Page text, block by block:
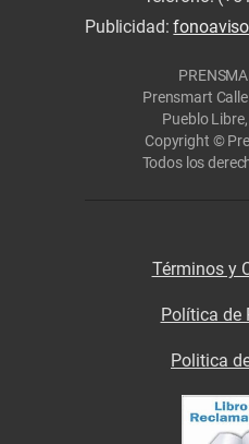
Publicidad:
Prensmart
Pueblo
Copyright ©
Todos los
Términos y
Política de
Politica